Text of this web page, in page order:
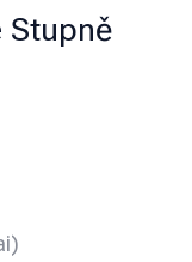
Stupně